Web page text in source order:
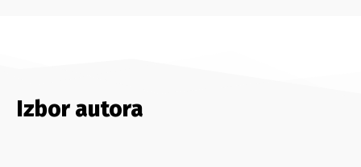
Izbor autora